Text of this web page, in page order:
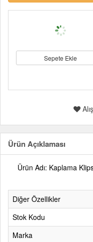
Sepete Ekle
Ürün Açıklaması
Ürün Adı: Kaplama
Diğer Özellikler
Stok Kodu
Marka